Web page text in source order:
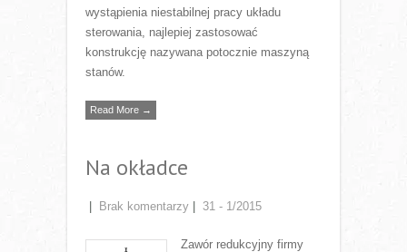
wystąpienia niestabilnej pracy układu
sterowania, najlepiej zastosować
konstrukcję nazywana potocznie maszyną
stanów.
Read More →
Na okładce
Brak komentarzy 31 - 1/2015
Zawór redukcyjny firmy